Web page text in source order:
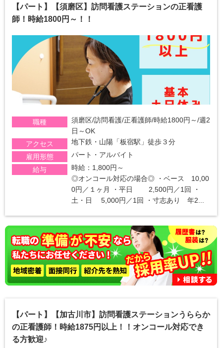
【パート】【須磨区】訪問看護ステーションの正看護
師！時給1800円～！！
職種
須磨区/訪問看護/正看護師/時給1800円～/週2
日～OK
アクセス
地下鉄・山陽「板宿駅」徒歩３分
雇用形態
パート・アルバイト
給与
時給：1,800円～
◎オンコール対応の場合◎ ・ベース 10,00
0円／１ヶ月 ・平日 2,500円／1回 ・
土・日 5,000円／1回 ・寸志あり 年2...
【パート】【加古川市】訪問看護ステーションうららか
の正看護師！時給1875円以上！！オンコール対応でき
る方歓迎♪